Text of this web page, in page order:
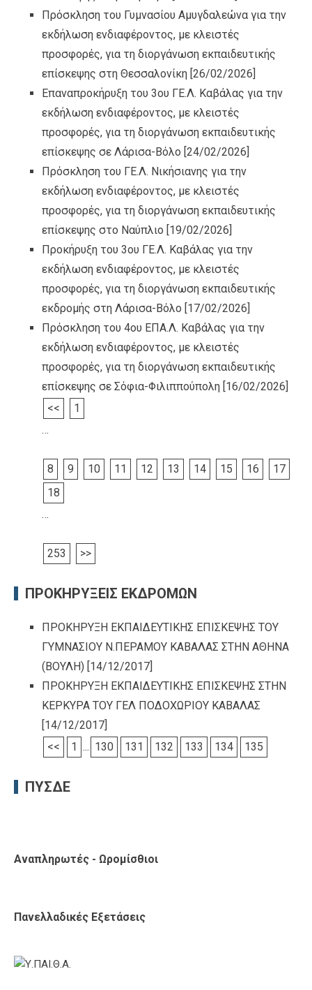
Πρόσκληση του Γυμνασίου Αμυγδαλεώνα για την
εκδήλωση ενδιαφέροντος, με κλειστές
προσφορές, για τη διοργάνωση εκπαιδευτικής
επίσκεψης στη Θεσσαλονίκη [26/02/2026]
Επαναπροκήρυξη του 3ου ΓΕ.Λ. Καβάλας για την
εκδήλωση ενδιαφέροντος, με κλειστές
προσφορές, για τη διοργάνωση εκπαιδευτικής
επίσκεψης σε Λάρισα-Βόλο [24/02/2026]
Πρόσκληση του ΓΕ.Λ. Νικήσιανης για την
εκδήλωση ενδιαφέροντος, με κλειστές
προσφορές, για τη διοργάνωση εκπαιδευτικής
επίσκεψης στο Ναύπλιο [19/02/2026]
Προκήρυξη του 3ου ΓΕ.Λ. Καβάλας για την
εκδήλωση ενδιαφέροντος, με κλειστές
προσφορές, για τη διοργάνωση εκπαιδευτικής
εκδρομής στη Λάρισα-Βόλο [17/02/2026]
Πρόσκληση του 4ου ΕΠΑ.Λ. Καβάλας για την
εκδήλωση ενδιαφέροντος, με κλειστές
προσφορές, για τη διοργάνωση εκπαιδευτικής
επίσκεψης σε Σόφια-Φιλιππούπολη [16/02/2026]
<<
1
…
8 9 10 11 12 13 14 15 16
17
18
…
253 >>
ΠΡΟΚΗΡΥΞΕΙΣ ΕΚΔΡΟΜΩΝ
ΠΡΟΚΗΡΥΞΗ ΕΚΠΑΙΔΕΥΤΙΚΗΣ ΕΠΙΣΚΕΨΗΣ ΤΟΥ
ΓΥΜΝΑΣΙΟΥ Ν.ΠΕΡΑΜΟΥ ΚΑΒΑΛΑΣ ΣΤΗΝ ΑΘΗΝΑ
(ΒΟΥΛΗ) [14/12/2017]
ΠΡΟΚΗΡΥΞΗ ΕΚΠΑΙΔΕΥΤΙΚΗΣ ΕΠΙΣΚΕΨΗΣ ΣΤΗΝ
ΚΕΡΚΥΡΑ ΤΟΥ ΓΕΛ ΠΟΔΟΧΩΡΙΟΥ ΚΑΒΑΛΑΣ
[14/12/2017]
<<
1 ... 130 131 132 133 134 135
ΠΥΣΔΕ
Αναπληρωτές - Ωρομίσθιοι
Πανελλαδικές Εξετάσεις